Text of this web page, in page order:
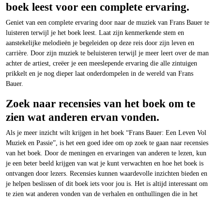
boek leest voor een complete ervaring.
Geniet van een complete ervaring door naar de muziek van Frans Bauer te
luisteren terwijl je het boek leest. Laat zijn kenmerkende stem en
aanstekelijke melodieën je begeleiden op deze reis door zijn leven en
carrière. Door zijn muziek te beluisteren terwijl je meer leert over de man
achter de artiest, creëer je een meeslepende ervaring die alle zintuigen
prikkelt en je nog dieper laat onderdompelen in de wereld van Frans
Bauer.
Zoek naar recensies van het boek om te
zien wat anderen ervan vonden.
Als je meer inzicht wilt krijgen in het boek “Frans Bauer: Een Leven Vol
Muziek en Passie”, is het een goed idee om op zoek te gaan naar recensies
van het boek. Door de meningen en ervaringen van anderen te lezen, kun
je een beter beeld krijgen van wat je kunt verwachten en hoe het boek is
ontvangen door lezers. Recensies kunnen waardevolle inzichten bieden en
je helpen beslissen of dit boek iets voor jou is. Het is altijd interessant om
te zien wat anderen vonden van de verhalen en onthullingen die in het